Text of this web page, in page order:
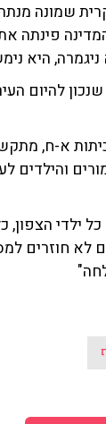
מתחילת
היא
א-ח,
ילדי
לא חוזרים